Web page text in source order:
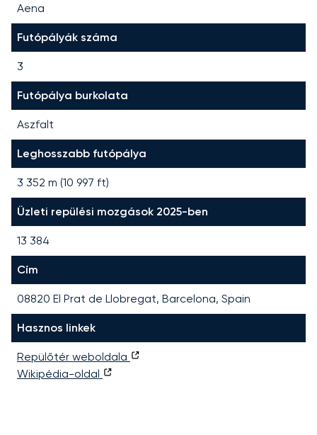
Aena
Futópályák száma
3
Futópálya burkolata
Aszfalt
Leghosszabb futópálya
3 352 m (10 997 ft)
Üzleti repülési mozgások 2025-ben
13 384
Cím
08820 El Prat de Llobregat, Barcelona, Spain
Hasznos linkek
Repülőtér weboldala
Wikipédia-oldal